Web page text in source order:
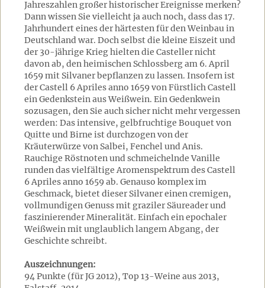
Jahreszahlen großer historischer Ereignisse merken?
Dann wissen Sie vielleicht ja auch noch, dass das 17.
Jahrhundert eines der härtesten für den Weinbau in
Deutschland war. Doch selbst die kleine Eiszeit und
der 30-jährige Krieg hielten die Casteller nicht
davon ab, den heimischen Schlossberg am 6. April
1659 mit Silvaner bepflanzen zu lassen. Insofern ist
der Castell 6 Apriles anno 1659 von Fürstlich Castell
ein Gedenkstein aus Weißwein. Ein Gedenkwein
sozusagen, den Sie auch sicher nicht mehr vergessen
werden: Das intensive, gelbfruchtige Bouquet von
Quitte und Birne ist durchzogen von der
Kräuterwürze von Salbei, Fenchel und Anis.
Rauchige Röstnoten und schmeichelnde Vanille
runden das vielfältige Aromenspektrum des Castell
6 Apriles anno 1659 ab. Genauso komplex im
Geschmack, bietet dieser Silvaner einen cremigen,
vollmundigen Genuss mit graziler Säureader und
faszinierender Mineralität. Einfach ein epochaler
Weißwein mit unglaublich langem Abgang, der
Geschichte schreibt.
Auszeichnungen:
94 Punkte (für JG 2012), Top 13-Weine aus 2013,